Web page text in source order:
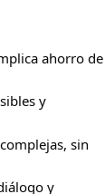
ahorro de
y
sin
y